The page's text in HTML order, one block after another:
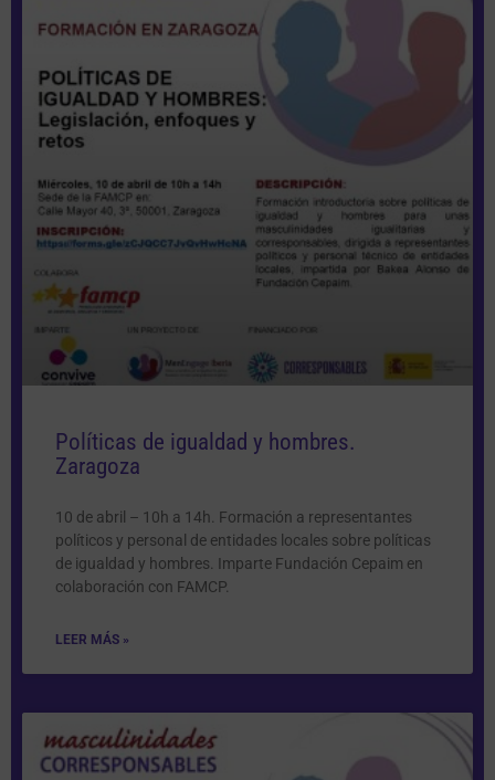
Políticas de igualdad y hombres.
Zaragoza
10 de abril – 10h a 14h. Formación a representantes
políticos y personal de entidades locales sobre políticas
de igualdad y hombres. Imparte Fundación Cepaim en
colaboración con FAMCP.
LEER MÁS »